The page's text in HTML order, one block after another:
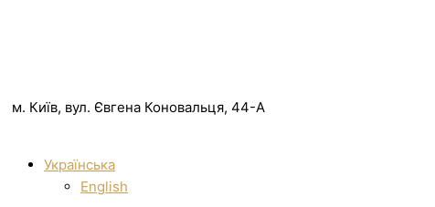
м. Київ, вул. Євгена Коновальця, 44-А
Українська
English